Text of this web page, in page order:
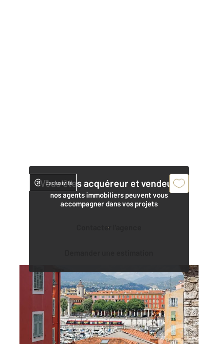
Vous êtes acquéreur et vendeur,
nos agents immobiliers peuvent vous
accompagner dans vos projets
Contacter l'agence
Demander une estimation
Exclusivité
NICE 06
55,62 m2 , 2 pièces
Ref : 2298
Appartement F2 à vendre
490 000 €